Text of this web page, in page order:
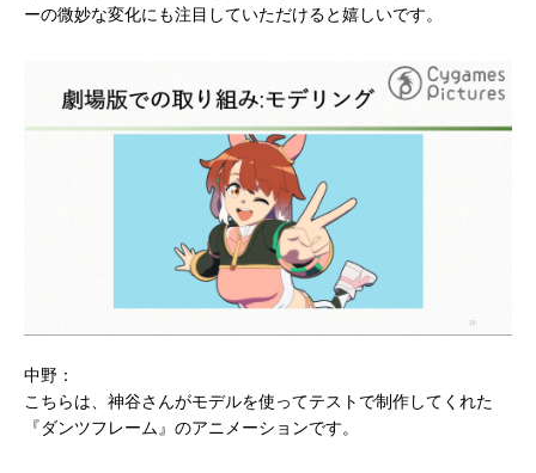
ーの微妙な変化にも注目していただけると嬉しいです。
中野：
こちらは、神谷さんがモデルを使ってテストで制作してくれた
『ダンツフレーム』のアニメーションです。